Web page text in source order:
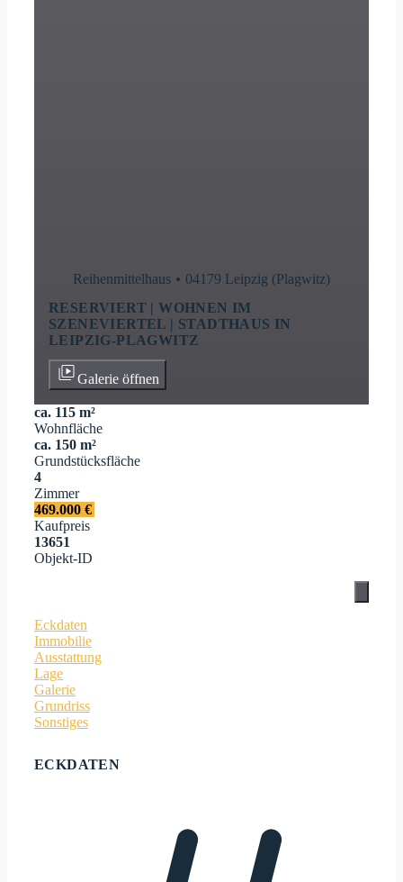
Reihenmittelhaus
04179 Leipzig (Plagwitz)
RESERVIERT | WOHNEN IM
SZENEVIERTEL | STADTHAUS IN
LEIPZIG-PLAGWITZ
Galerie öffnen
ca. 115 m²
Wohnfläche
ca. 150 m²
Grundstücksfläche
4
Zimmer
469.000 €
Kaufpreis
13651
Objekt-ID
Eckdaten
Immobilie
Ausstattung
Lage
Galerie
Grundriss
Sonstiges
ECKDATEN